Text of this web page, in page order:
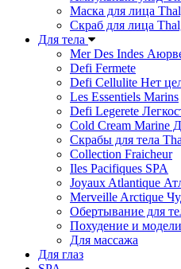
Маска для лица
Скраб для лица
Для тела
Mer Des Indes
Defi Fermete
Defi Cellulite Нет
Les Essentiels Marins
Defi Legerete
Cold Cream Marine
Скрабы для тела
Collection Fraicheur
Iles Pacifiques SPA
Joyaux Atlantique
Merveille Arctique
Обертывание для
Похудение и
Для массажа
Для глаз